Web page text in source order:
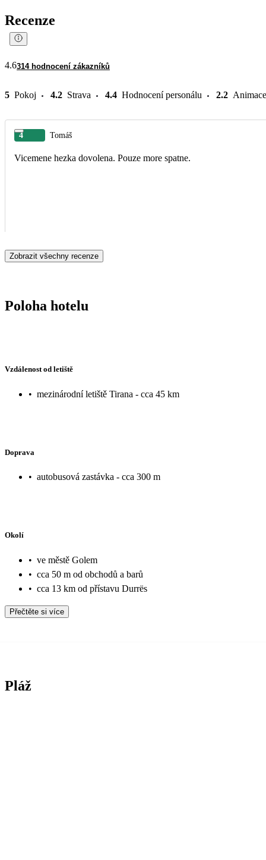
Recenze
4.6314 hodnocení zákazníků
5 Pokoj 4.2 Strava 4.4 Hodnocení personálu 2.2 Animace
4 Tomáš
Vicemene hezka dovolena. Pouze more spatne.
Zobrazit všechny recenze
Poloha hotelu
Vzdálenost od letiště
• mezinárodní letiště Tirana - cca 45 km
Doprava
• autobusová zastávka - cca 300 m
Okolí
• ve městě Golem
• cca 50 m od obchodů a barů
• cca 13 km od přístavu Durrës
Přečtěte si více
Pláž